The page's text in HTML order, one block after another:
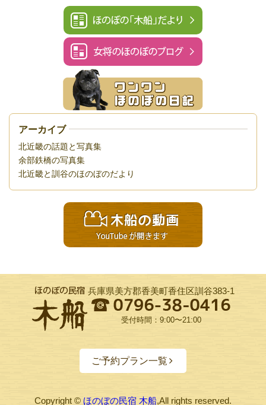
アーカイブ
北近畿の話題と写真集
余部鉄橋の写真集
北近畿と訓谷のほのぼのだより
兵庫県美方郡香美町香住区訓谷383-1
受付時間：9:00〜21:00
ご予約プラン一覧
Copyright © ほのぼの民宿 木船,All rights reserved.